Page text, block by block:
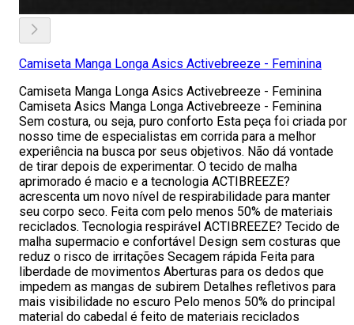
Camiseta Manga Longa Asics Activebreeze - Feminina
Camiseta Manga Longa Asics Activebreeze - Feminina
Camiseta Asics Manga Longa Activebreeze - Feminina
Sem costura, ou seja, puro conforto Esta peça foi criada por
nosso time de especialistas em corrida para a melhor
experiência na busca por seus objetivos. Não dá vontade
de tirar depois de experimentar. O tecido de malha
aprimorado é macio e a tecnologia ACTIBREEZE?
acrescenta um novo nível de respirabilidade para manter
seu corpo seco. Feita com pelo menos 50% de materiais
reciclados. Tecnologia respirável ACTIBREEZE? Tecido de
malha supermacio e confortável Design sem costuras que
reduz o risco de irritações Secagem rápida Feita para
liberdade de movimentos Aberturas para os dedos que
impedem as mangas de subirem Detalhes refletivos para
mais visibilidade no escuro Pelo menos 50% do principal
material do cabedal é feito de materiais reciclados